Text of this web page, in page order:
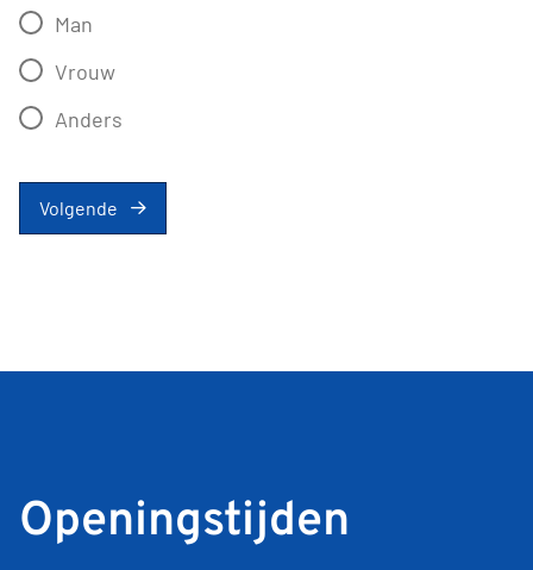
Man
Vrouw
Anders
Volgende
Openingstijden